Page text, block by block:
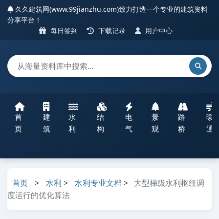
久久建筑网(www.99jianzhu.com)致力打造一个专业的建筑资料
分享平台！
每日签到
下载记录 用户中心
首
页
建
筑
水
利
结
构
电
气
景
观
路
桥
暖
通
首页 > 水利 > 水利专业文档 > 大型梯级水利枢纽调
度运行的优化算法